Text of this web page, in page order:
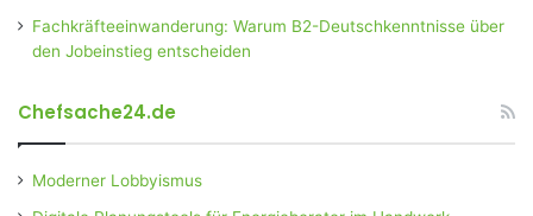
Fachkräfteeinwanderung: Warum B2-Deutschkenntnisse über
den Jobeinstieg entscheiden
Chefsache24.de
Moderner Lobbyismus